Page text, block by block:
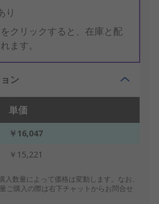
り
をクリックすると、在庫と配
ます。
ン
単価
￥16,047
￥15,221
数量によって価格は変動します。なお、
ご購入の際は右下チャットからお問合せ